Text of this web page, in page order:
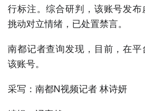
行标注。综合研判，该账号发布
挑动对立情绪，已处置禁言。
南都记者查询发现，目前，在
该账号。
采写：南都N视频记者 林诗妍